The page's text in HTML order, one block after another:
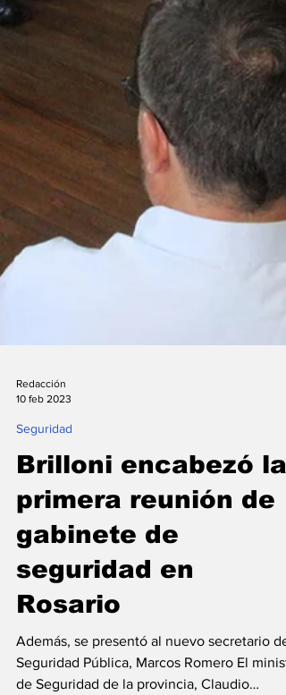
10 feb 2023
Seguridad
Brilloni encabezó la
primera reunión de
gabinete de
seguridad en
Rosario
Además, se presentó al nuevo secretario de
Seguridad Pública, Marcos Romero El